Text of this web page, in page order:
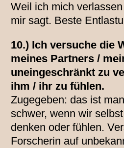
Weil ich mich
mir sagt. Beste
10.) Ich versuche die
meines Partners /
uneingeschränkt zu
ihm / ihr zu fühlen.
Zugegeben: das ist
schwer, wenn wir
denken oder fühlen.
Forscherin auf